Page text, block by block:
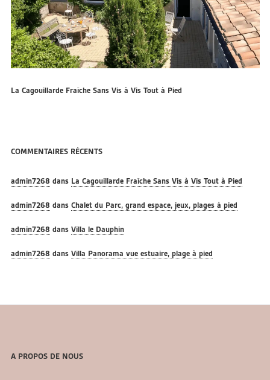
La Cagouillarde Fraîche Sans Vis à Vis Tout à Pied
COMMENTAIRES RÉCENTS
admin7268 dans La Cagouillarde Fraîche Sans Vis à Vis Tout à Pied
admin7268 dans Chalet du Parc, grand espace, jeux, plages à pied
admin7268 dans Villa le Dauphin
admin7268 dans Villa Panorama vue estuaire, plage à pied
A PROPOS DE NOUS